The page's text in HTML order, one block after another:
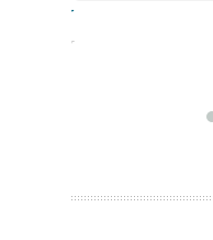
Stoner
Manager